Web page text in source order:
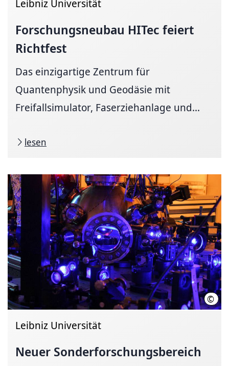
Leibniz Universität
Forschungsneubau HITec feiert
Richtfest
Das einzigartige Zentrum für
Quantenphysik und Geodäsie mit
Freifallsimulator, Faserziehanlage und...
lesen
© C.
Leibniz Universität
Neuer Sonderforschungsbereich